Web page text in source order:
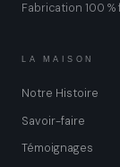
Fabrication 100
LA MAISON
Notre Histoire
Savoir-faire
Témoignages